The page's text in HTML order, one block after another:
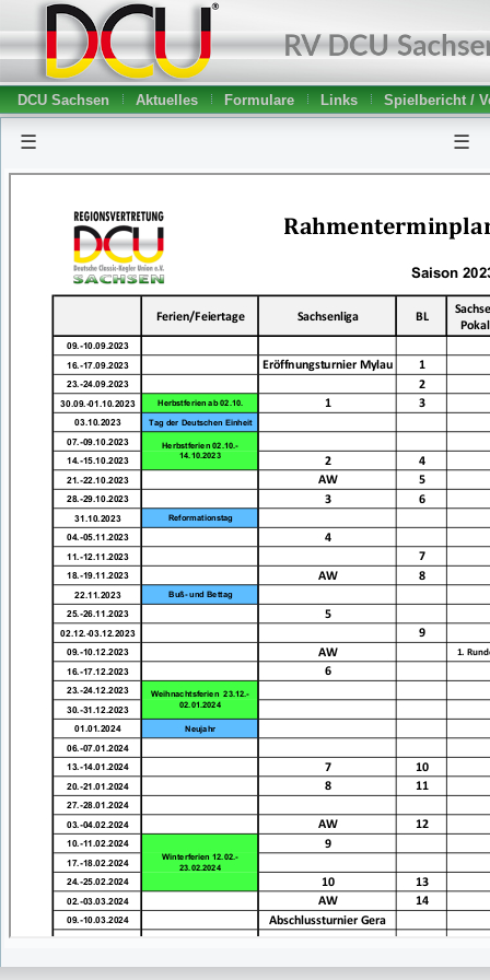
DCU Sachsen Aktuelles Formulare Links Spielbericht /
☰ ☰